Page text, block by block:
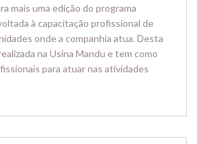
mais uma edição do programa
à capacitação profissional de
onde a companhia atua. Desta
na Usina Mandu e tem como
para atuar nas atividades